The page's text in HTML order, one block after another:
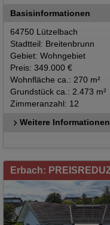
Basisinformationen
64750 Lützelbach
Stadtteil: Breitenbrunn
Gebiet: Wohngebiet
Preis: 349.000 €
Wohnfläche ca.: 270 m²
Grundstück ca.: 2.473 m²
Zimmeranzahl: 12
Weitere Informationen